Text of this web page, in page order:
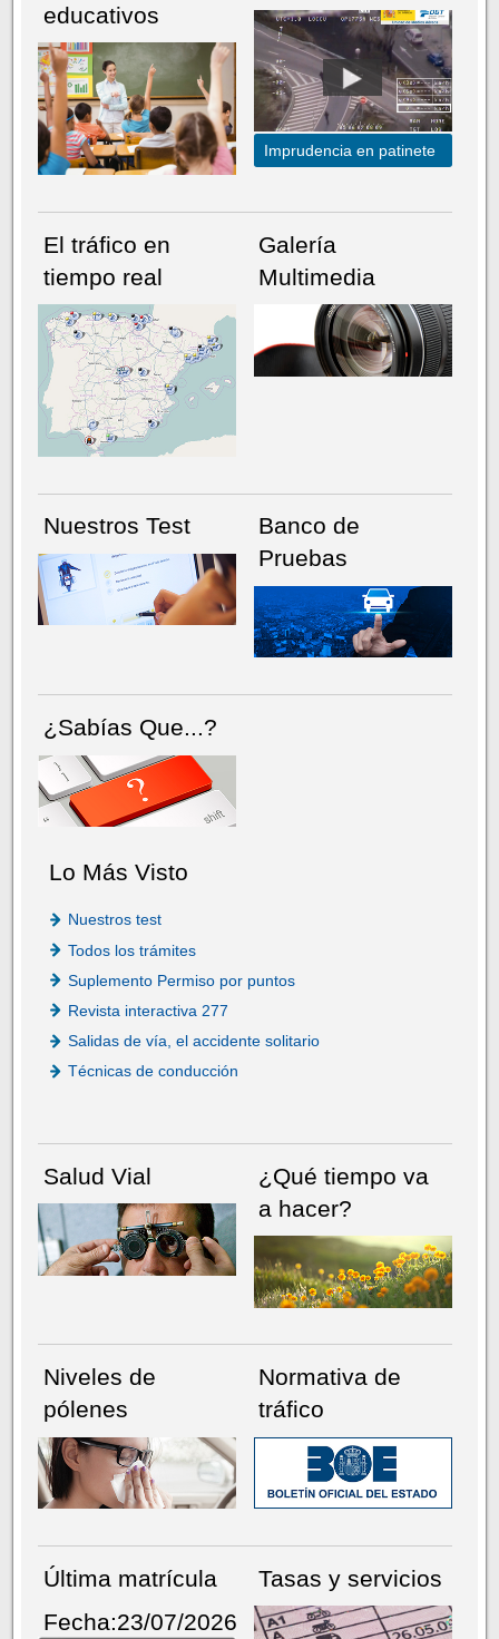
NÚMERO ACTUALHEMEROTECA
educativos
Imprudencia en patinete
El tráfico en
tiempo real
Galería
Multimedia
Nuestros Test
Banco de
Pruebas
¿Sabías Que...?
Lo Más Visto
Nuestros test
Todos los trámites
Suplemento Permiso por puntos
Revista interactiva 277
Salidas de vía, el accidente solitario
Técnicas de conducción
Salud Vial
¿Qué tiempo va
a hacer?
Niveles de
pólenes
Normativa de
tráfico
Última matrícula
Fecha:23/07/2026
Tasas y servicios